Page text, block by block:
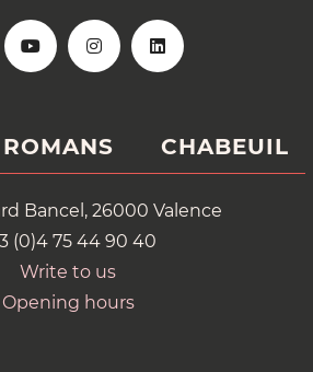
ROMANS CHABEUIL
Bancel, 26000 Valence
(0)4 75 44 90 40
Write to us
Opening hours